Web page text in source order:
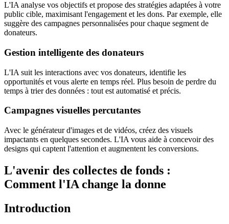
L'IA analyse vos objectifs et propose des stratégies adaptées à votre
public cible, maximisant l'engagement et les dons. Par exemple, elle
suggère des campagnes personnalisées pour chaque segment de
donateurs.
Gestion intelligente des donateurs
L'IA suit les interactions avec vos donateurs, identifie les
opportunités et vous alerte en temps réel. Plus besoin de perdre du
temps à trier des données : tout est automatisé et précis.
Campagnes visuelles percutantes
Avec le générateur d'images et de vidéos, créez des visuels
impactants en quelques secondes. L'IA vous aide à concevoir des
designs qui captent l'attention et augmentent les conversions.
L'avenir des collectes de fonds :
Comment l'IA change la donne
Introduction